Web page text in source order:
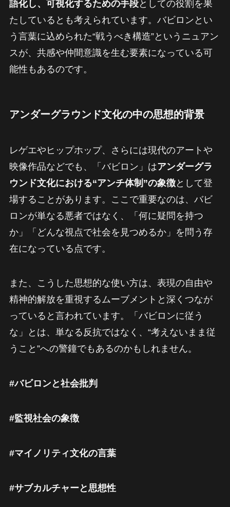
語化し、可視化するための手段としての役割を果
たしているとも考えられています。バビロンとい
う言葉に込められた“戦うべき構造”というニュアン
スが、共感や仲間意識を生む要素になっている可
能性もあるのです。
アンダーグラウンド文化の中の思想的背景
レゲエやヒップホップ、さらには現代のアートや
映像作品などでも、「バビロン」はアンダーグラ
ウンド文化における“アンチ体制”の象徴として登
場することがあります。ここで重要なのは、バビ
ロンが単なる悪者ではなく、「何に疑問を持つ
か」「どんな視点で社会を見つめるか」を問う存
在になっている点です。
また、こうした思想的な使い方は、表現の自由や
精神的解放を重視するムーブメントと深くつなが
っていると言われています。「バビロンに従う
な」とは、単なる反抗ではなく、“考えないまま従
うこと”への警鐘でもあるのかもしれません。
#バビロンと社会批判
#監視社会の象徴
#マイノリティ文化の言葉
#サブカルチャーと思想性